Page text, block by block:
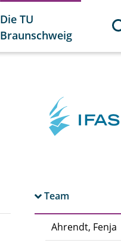
Die TU
Braunschweig
Team
Ahrendt, Fenja